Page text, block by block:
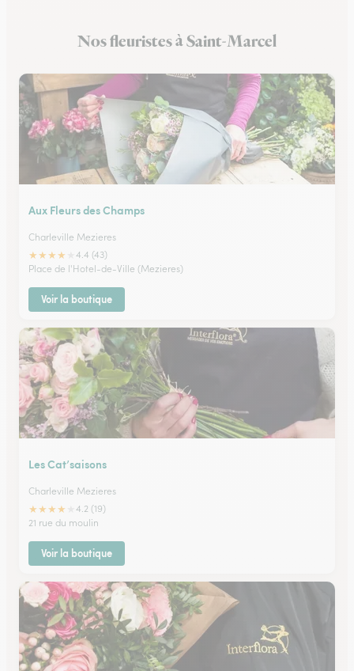
Fleuristes à Signy-le-Petit
Nos fleuristes à Saint-Marcel
Aux Fleurs des Champs
Charleville Mezieres
★★★★
4.4 (43)
Place de l'Hotel-de-Ville (Mezieres)
Voir la boutique
Les Cat’saisons
Charleville Mezieres
★★★★
4.2 (19)
21 rue du moulin
Voir la boutique